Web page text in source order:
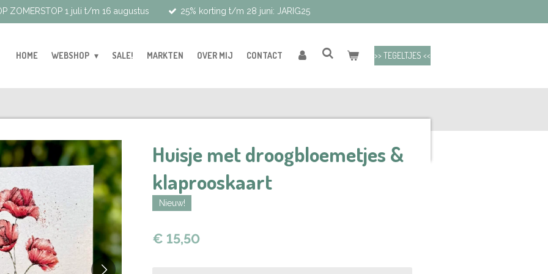
ZOMERSTOP 1 juli t/m 16 augustus 25% korting t/m 28 juni: JARIG25
HOME WEBSHOP SALE! MARKTEN OVER MIJ CONTACT >> TEGELTJES <<
Huisje met droogbloemetjes &
klaprooskaart
Nieuw!
€ 15,50